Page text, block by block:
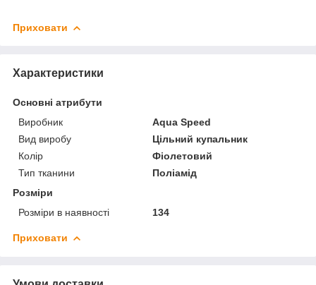
Приховати
Характеристики
Основні атрибути
Виробник
Aqua Speed
Вид виробу
Цільний купальник
Колір
Фіолетовий
Тип тканини
Поліамід
Розміри
Розміри в наявності
134
Приховати